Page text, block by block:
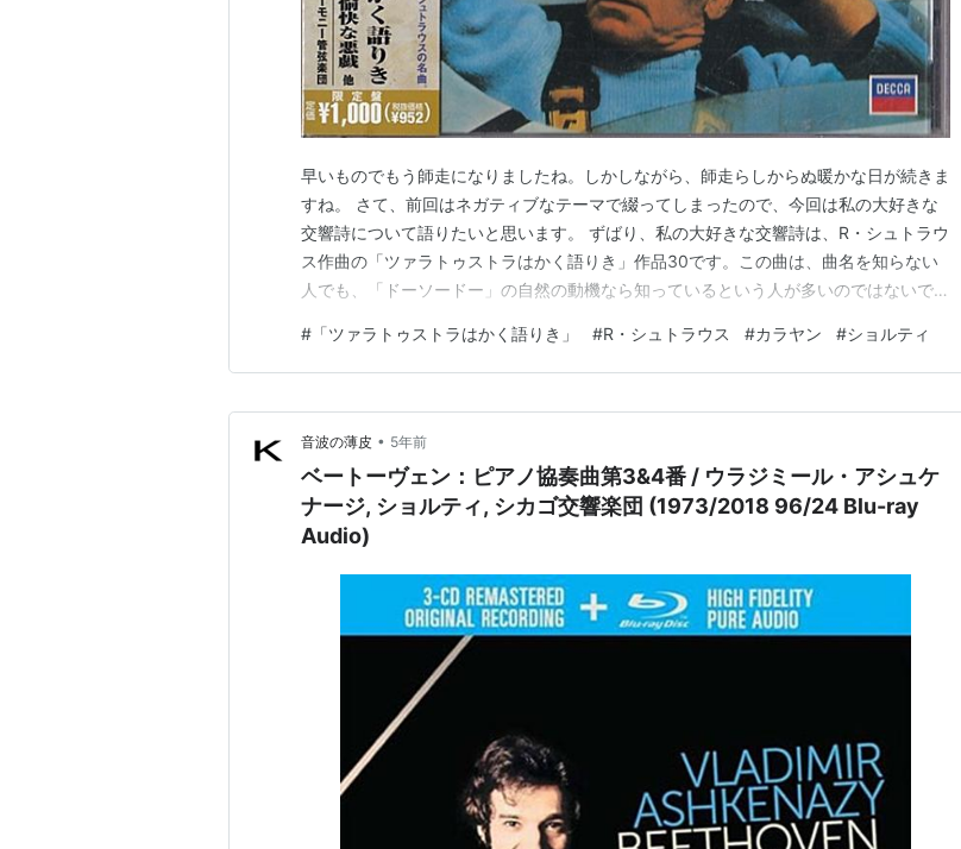
早いものでもう師走になりましたね。しかしながら、師走らしからぬ暖かな日が続きま
すね。 さて、前回はネガティブなテーマで綴ってしまったので、今回は私の大好きな
交響詩について語りたいと思います。 ずばり、私の大好きな交響詩は、R・シュトラウ
ス作曲の「ツァラトゥストラはかく語りき」作品30です。この曲は、曲名を知らない
人でも、「ドーソードー」の自然の動機なら知っているという人が多いのではないでし
旅」で使われた曲と言えばわかる人が多いと思います。むしろ、本当の曲名にたどり着
けていない人の方が多いかもしれないですね（笑）。 実は…
# 「ツァラトゥストラはかく語りき」 #R・シュトラウス #カラヤン #ショルティ
音波の薄皮 • 5年前
ベートーヴェン：ピアノ協奏曲第3&4番 / ウラジミール・アシュケ
ナージ, ショルティ, シカゴ交響楽団 (1973/2018 96/24 Blu-ray
Audio)